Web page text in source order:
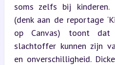
soms zelfs bij kinderen.
(denk aan de reportage
op Canvas) toont dat
slachtoffer kunnen zijn
en onverschilligheid.